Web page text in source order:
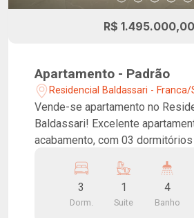
R$
Apartamento - Padrão
Residencial Baldassari - Franca/
Vende-se apartamento no
Baldassari! Excelente apartamento, fino
acabamento, com 03
lavabo, banheiro social, cozinha
área de serviço com dormitório e
despensa e 02 vagas na garagem.
3
Dorm.
1
Suite
4
Banho